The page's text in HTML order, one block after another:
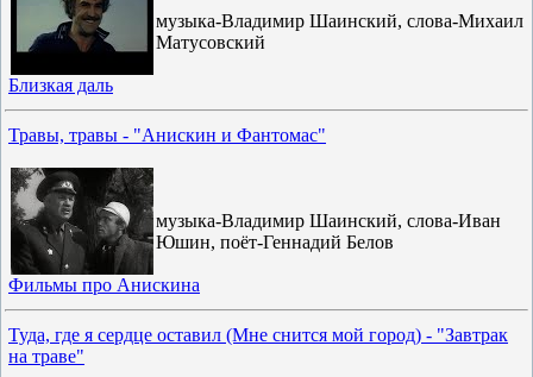
музыка-Владимир Шаинский, слова-Михаил
Матусовский
Близкая даль
Травы, травы - "Анискин и Фантомас"
музыка-Владимир Шаинский, слова-Иван
Юшин, поёт-Геннадий Белов
Фильмы про Анискина
Туда, где я сердце оставил (Мне снится мой город) - "Завтрак
на траве"